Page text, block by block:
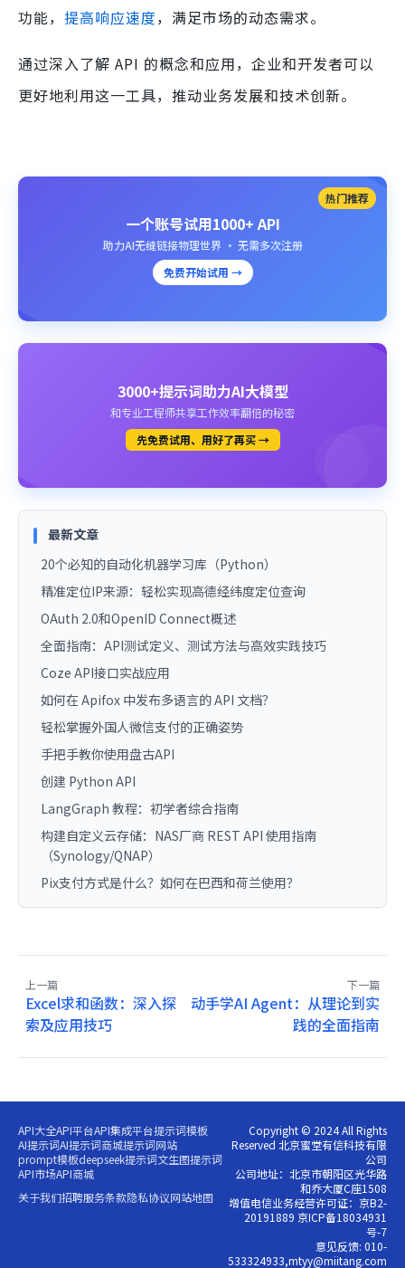
功能， 提高响应速度，满足市场的动态需求。
通过深入了解 API 的概念和应用，企业和开发者可以
更好地利用这一工具，推动业务发展和技术创新。
热门推荐
一个账号试用1000+ API
助力AI无缝链接物理世界 · 无需多次注册
免费开始试用 →
3000+提示词助力AI大模型
和专业工程师共享工作效率翻倍的秘密
先免费试用、用好了再买 →
最新文章
20个必知的自动化机器学习库（Python）
精准定位IP来源：轻松实现高德经纬度定位查询
OAuth 2.0和OpenID Connect概述
全面指南：API测试定义、测试方法与高效实践技巧
Coze API接口实战应用
如何在 Apifox 中发布多语言的 API 文档？
轻松掌握外国人微信支付的正确姿势
手把手教你使用盘古API
创建 Python API
LangGraph 教程：初学者综合指南
构建自定义云存储：NAS厂商 REST API 使用指南
（Synology/QNAP）
Pix支付方式是什么？如何在巴西和荷兰使用？
上一篇
Excel求和函数：深入探
索及应用技巧
下一篇
动手学AI Agent：从理论到实
践的全面指南
API大全API平台API集成平台提示词模板
AI提示词AI提示词商城提示词网站
prompt模板deepseek提示词文生图提示词
API市场API商城
关于我们招聘服务条款隐私协议网站地图
Copyright © 2024 All Rights
Reserved 北京蜜堂有信科技有限
公司
公司地址：北京市朝阳区光华路
和乔大厦C座1508
增值电信业务经营许可证：京B2-
20191889 京ICP备18034931
号-7
意见反馈: 010-
533324933,mtyy@miitang.com